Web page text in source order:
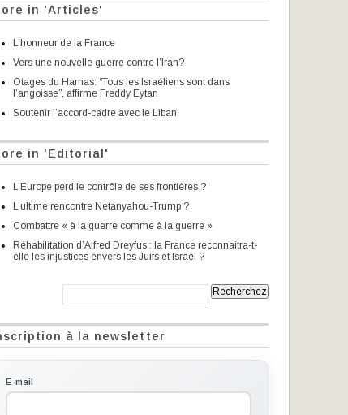
in 'Articles'
L’honneur de la France
Vers une nouvelle guerre contre l’Iran?
Otages du Hamas: “Tous les Israéliens sont dans
l’angoisse”, affirme Freddy Eytan
Soutenir l’accord-cadre avec le Liban
in 'Editorial'
L’Europe perd le contrôle de ses frontières ?
L’ultime rencontre Netanyahou-Trump ?
Combattre « à la guerre comme à la guerre »
Réhabilitation d’Alfred Dreyfus : la France reconnaitra-t-
elle les injustices envers les Juifs et Israël ?
à la newsletter
E-mail